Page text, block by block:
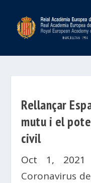
Rellançar
mutu i el
civil
Oct 1, 2021
Coronavirus